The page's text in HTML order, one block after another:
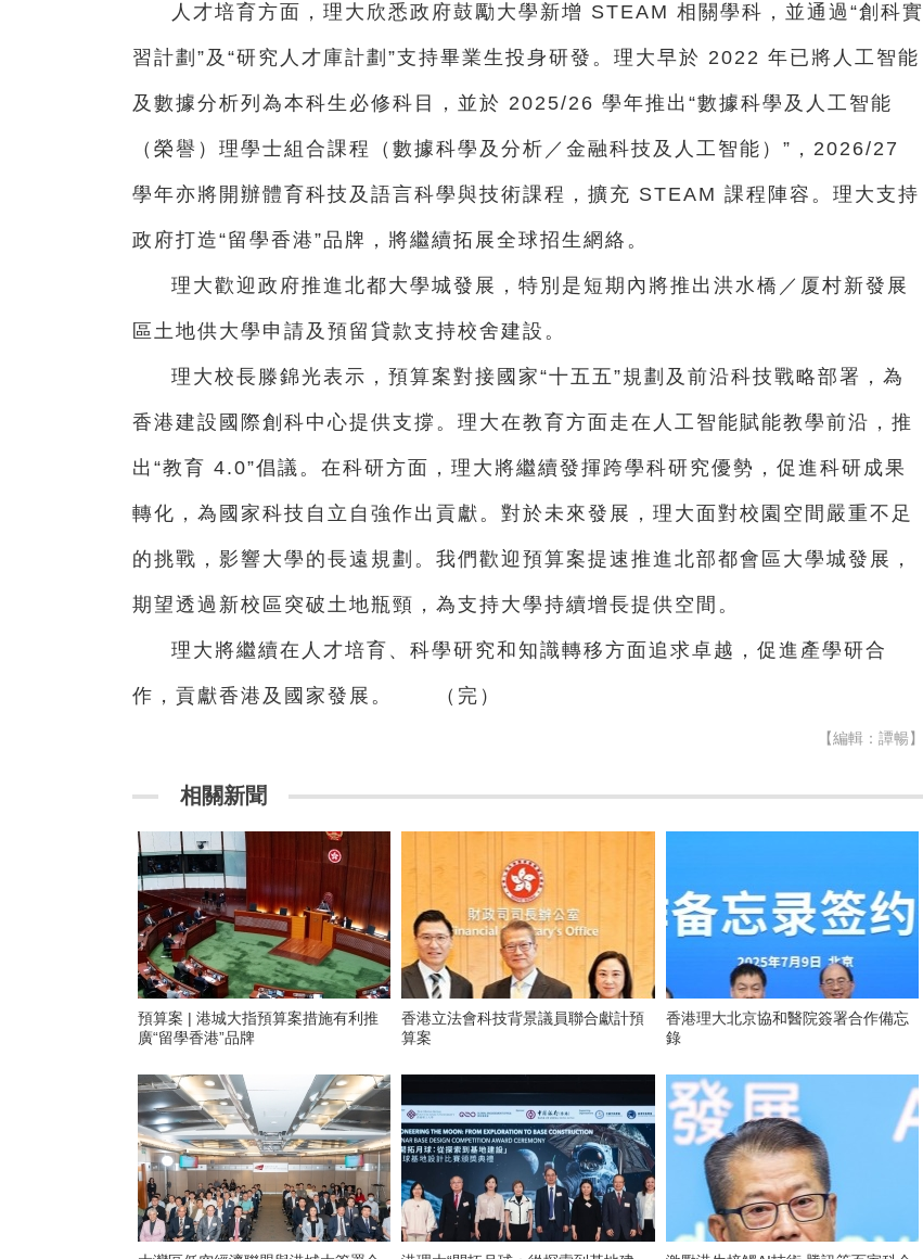
人才培育方面，理大欣悉政府鼓勵大學新增 STEAM 相關學科，並通過“創科實
習計劃”及“研究人才庫計劃”支持畢業生投身研發。理大早於 2022 年已將人工智能
及數據分析列為本科生必修科目，並於 2025/26 學年推出“數據科學及人工智能
（榮譽）理學士組合課程（數據科學及分析／金融科技及人工智能）”，2026/27
學年亦將開辦體育科技及語言科學與技術課程，擴充 STEAM 課程陣容。理大支持
政府打造“留學香港”品牌，將繼續拓展全球招生網絡。
理大歡迎政府推進北都大學城發展，特別是短期內將推出洪水橋／厦村新發展
區土地供大學申請及預留貸款支持校舍建設。
理大校長滕錦光表示，預算案對接國家“十五五”規劃及前沿科技戰略部署，為
香港建設國際創科中心提供支撐。理大在教育方面走在人工智能賦能教學前沿，推
出“教育 4.0”倡議。在科研方面，理大將繼續發揮跨學科研究優勢，促進科研成果
轉化，為國家科技自立自強作出貢獻。對於未來發展，理大面對校園空間嚴重不足
的挑戰，影響大學的長遠規劃。我們歡迎預算案提速推進北部都會區大學城發展，
期望透過新校區突破土地瓶頸，為支持大學持續增長提供空間。
理大將繼續在人才培育、科學研究和知識轉移方面追求卓越，促進產學研合
作，貢獻香港及國家發展。 （完）
【編輯：譚暢】
相關新聞
預算案 | 港城大指預算案措施有利推
廣“留學香港”品牌
香港立法會科技背景議員聯合獻計預
算案
香港理大北京協和醫院簽署合作備忘
錄